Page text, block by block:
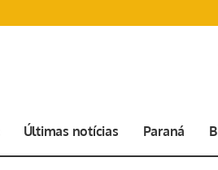
Últimas notícias Paraná